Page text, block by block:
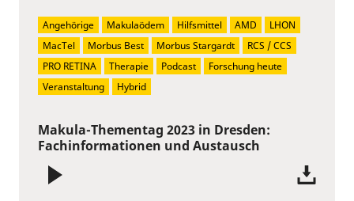
Makula-Thementag 2023 in Dresden:
Fachinformationen und Austausch
Angehörige Makulaödem Hilfsmittel AMD
LHON
MacTel
Morbus Best Morbus Stargardt
RCS / CCS
PRO RETINA
Therapie Podcast
Forschung heute
Veranstaltung
Hybrid